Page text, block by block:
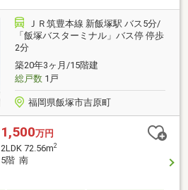
ＪＲ筑豊本線 新飯塚駅 バス5分/
「飯塚バスターミナル」バス停 停歩
2分
築20年3ヶ月/15階建
総戸数1戸
福岡県飯塚市吉原町
1,500万円
2LDK 72.56m2
5階 南